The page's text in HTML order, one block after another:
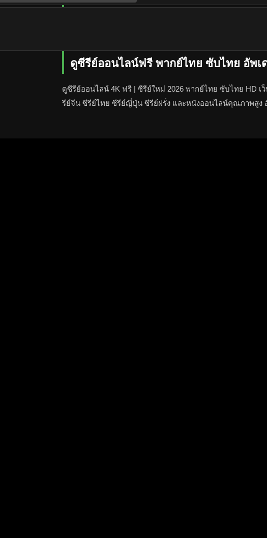
ดูซีรีย์ออนไลน์ฟรี พากย์ไทย ซับไทย อัพเ
ดูซีรีย์ออนไลน์ 4K ฟรี | ซีรีย์ใหม่ 2026 พากย์ไทย ซับไทย HD
รีย์จีน ซีรีย์ไทย ซีรีย์ญี่ปุ่น ซีรีย์ฝรั่ง และหนังออนไลน์คุณภาพสูง